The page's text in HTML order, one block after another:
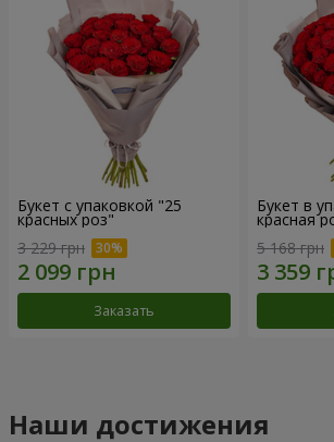
Букет с упаковкой "25
красных роз"
3 229 грн
Заказать
Букет в
красная
5 168 грн
Наши достижения